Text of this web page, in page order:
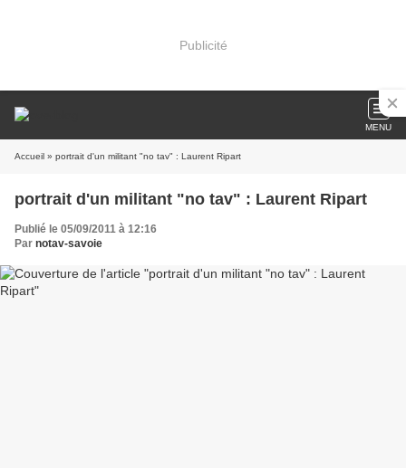
Publicité
MENU
Accueil » portrait d'un militant "no tav" : Laurent Ripart
portrait d'un militant "no tav" : Laurent Ripart
Publié le 05/09/2011 à 12:16
Par notav-savoie